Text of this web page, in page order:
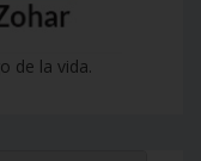
de la vida.